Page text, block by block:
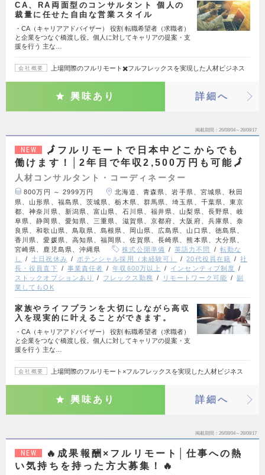
CA、RA両面型のコンサルタント 個人の
裁量に任せた自由な営業スタイル
・CA（キャリアアドバイザー） 役割 転職希望者（求職者）
と企業をつなぐ橋渡し役。個人に対してキャリアの提案・支
援を行う 主な…
会社概要 上場間際のフルリモート✖️フルフレックスを実現した人材ビジネス
興味あり 詳細へ
掲載期間 26/08/04～26/08/17
NEW
🗾フルリモートで日本中どこからでも
働けます！│2年目で年収2,500万円も可能🗾
人材コンサルタント・コーディネーター
800万円 ～ 2999万円
北海道、青森県、岩手県、宮城県、秋田
県、山形県、福島県、茨城県、栃木県、群馬県、埼玉県、千葉県、東京
都、神奈川県、新潟県、富山県、石川県、福井県、山梨県、長野県、岐
阜県、静岡県、愛知県、三重県、滋賀県、京都府、大阪府、兵庫県、奈
良県、和歌山県、鳥取県、島根県、岡山県、広島県、山口県、徳島県、
香川県、愛媛県、高知県、福岡県、佐賀県、長崎県、熊本県、大分県、
宮崎県、鹿児島県、沖縄県
株式公開準備 英語力不問
転勤な
し
土日祝休み ポテンシャル採用（未経験可） 20代役員在籍
社
長・役員直下
事業責任者 年収600万以上
インセンティブ制度
ストックオプションあり
フレックス勤務 リモートワーク可能
副
業してもOK
家族やライフプランを大切にしながら高収
入を現実的に叶えることができます。
・CA（キャリアアドバイザー） 役割 転職希望者（求職者）
と企業をつなぐ橋渡し役。個人に対してキャリアの提案・支
援を行う 主な…
会社概要 上場間際のフルリモート×フルフレックスを実現した人材ビジネス
興味あり 詳細へ
掲載期間 26/08/04～26/08/17
NEW
🔥成果報酬×フルリモート│仕事への熱
い気持ちを持った方大募集！🔥